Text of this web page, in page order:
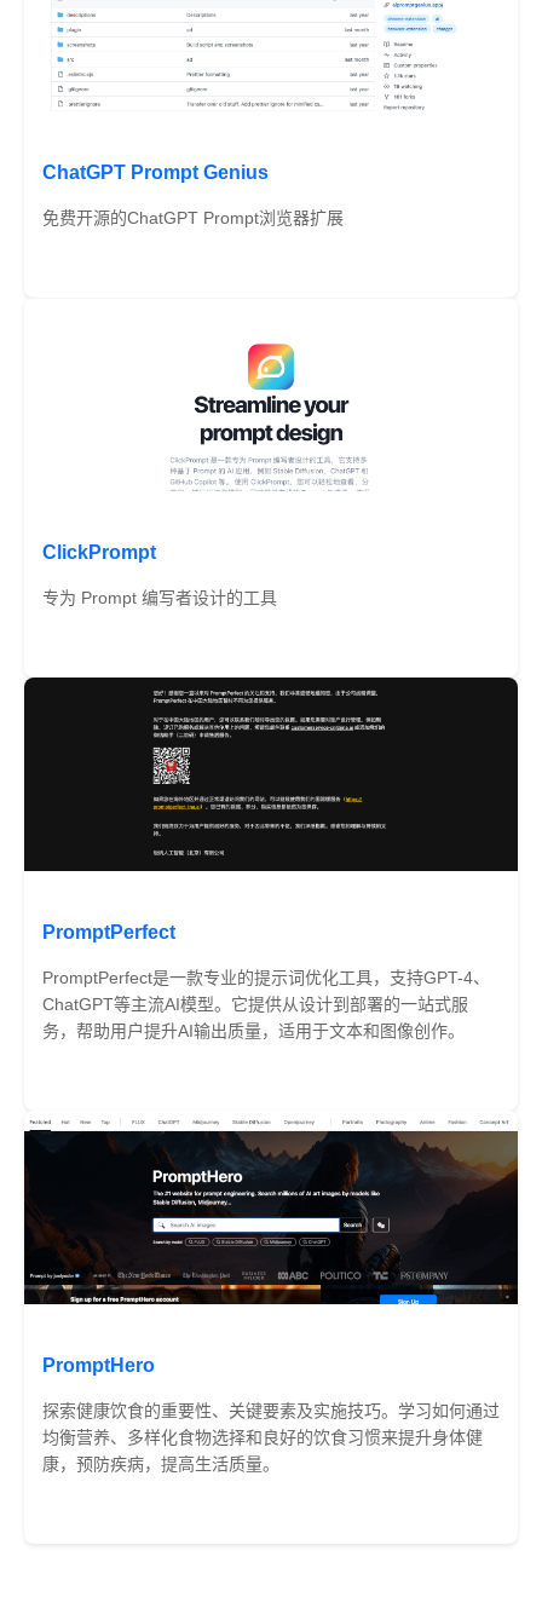
ChatGPT Prompt Genius
免费开源的ChatGPT Prompt浏览器扩展
ClickPrompt
专为 Prompt 编写者设计的工具
PromptPerfect
PromptPerfect是一款专业的提示词优化工具，支持GPT-4、
ChatGPT等主流AI模型。它提供从设计到部署的一站式服
务，帮助用户提升AI输出质量，适用于文本和图像创作。
PromptHero
探索健康饮食的重要性、关键要素及实施技巧。学习如何通过
均衡营养、多样化食物选择和良好的饮食习惯来提升身体健
康，预防疾病，提高生活质量。